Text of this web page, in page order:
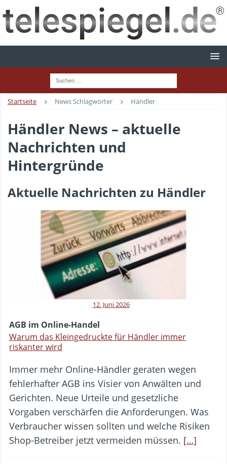
Startseite News Schlagwörter Händler
Händler News – aktuelle
Nachrichten und
Hintergründe
Aktuelle Nachrichten zu Händler
12. Juni 2026
AGB im Online-Handel
Warum das Kleingedruckte für Händler immer
riskanter wird
Immer mehr Online-Händler geraten wegen
fehlerhafter AGB ins Visier von Anwälten und
Gerichten. Neue Urteile und gesetzliche
Vorgaben verschärfen die Anforderungen. Was
Verbraucher wissen sollten und welche Risiken
Shop-Betreiber jetzt vermeiden müssen. […]